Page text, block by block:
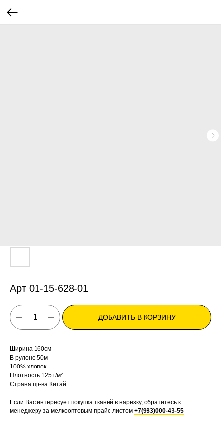
Арт 01-15-628-01
ДОБАВИТЬ В КОРЗИНУ
Ширина 160см
В рулоне 50м
100% хлопок
Плотность 125 г/м²
Страна пр-ва Китай
Если Вас интересует покупка тканей в нарезку, обратитесь к
менеджеру за мелкооптовым прайс-листом +7(983)000-43-55